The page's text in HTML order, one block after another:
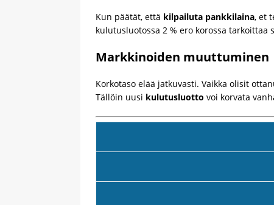
Kun päätät, että kilpailuta pankkilaina, et
kulutusluotossa 2 % ero korossa tarkoittaa
Markkinoiden muuttuminen
Korkotaso elää jatkuvasti. Vaikka olisit
Tällöin uusi kulutusluotto voi korvata